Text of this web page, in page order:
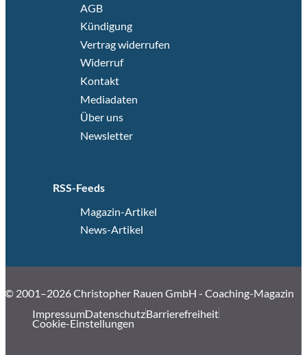
AGB
Kündigung
Vertrag widerrufen
Widerruf
Kontakt
Mediadaten
Über uns
Newsletter
RSS-Feeds
Magazin-Artikel
News-Artikel
© 2001–2026 Christopher Rauen GmbH - Coaching-Magazin
ImpressumDatenschutzBarrierefreiheit
Cookie-Einstellungen